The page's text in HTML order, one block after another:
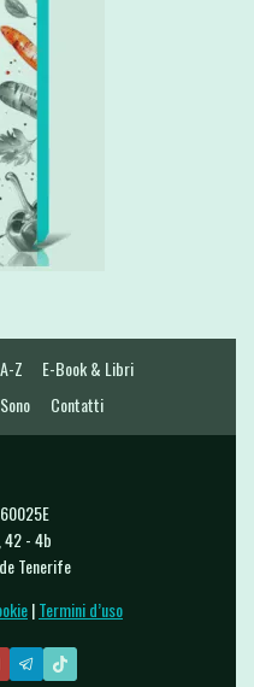
Z
E-Book & Libri
Contatti
42 - 4b
Tenerife
|Termini d’uso